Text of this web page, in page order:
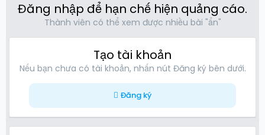
Đăng nhập để hạn chế hiện quảng cáo.
Thành viên có thể xem được nhiều bài "ẩn"
Tạo tài khoản
Nếu bạn chưa có tài khoản, nhấn nút Đăng ký bên dưới.
Đăng ký